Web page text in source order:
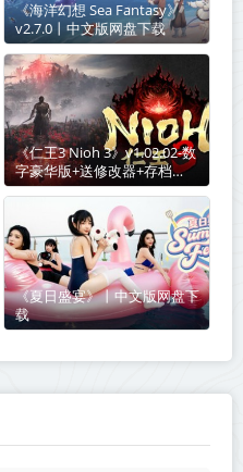
《海洋幻想 Sea Fantasy》
v2.7.0丨中文版网盘下载
《仁王3 Nioh 3》v1.02.02-数
字豪华版+送修改器+存档
【单机+联机】丨中文版网盘
《夏日盛宴》丨中文版网盘下
载